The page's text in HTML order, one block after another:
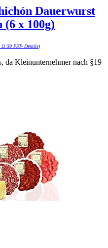
Dauerwurst
x 100g)
PST- Details)
da Kleinunternehmer nach §19